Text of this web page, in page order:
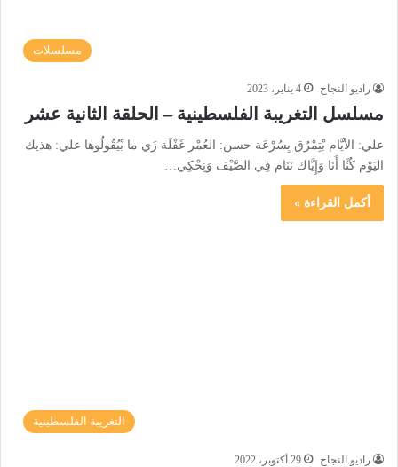
مسلسلات
راديو النجاح 4 يناير، 2023
مسلسل التغريبة الفلسطينية – الحلقة الثانية عشر
علي: الأيَّام بْتِمْرُق بِسُرْعَة حسن: العُمْر غَفْلَة زَي ما بْيُقُولُوها علي: هذيك
اليَوْم كُنَّا أَنَا وَإِيَّاك نَنَام فِي الصَّيْف وَنِحْكِي…
أكمل القراءة »
التغريبة الفلسطينية
راديو النجاح 29 أكتوبر، 2022